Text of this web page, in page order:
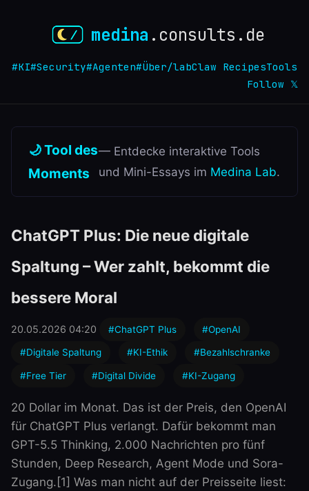
medina .consults.de
#KI#Security#Agenten#Über/labClaw RecipesTools
Follow 𝕏
🌙 Tool des
Moments
— Entdecke interaktive Tools
und Mini-Essays im Medina Lab.
ChatGPT Plus: Die neue digitale
Spaltung – Wer zahlt, bekommt die
bessere Moral
20.05.2026 04:20 #ChatGPT Plus #OpenAI
#Digitale Spaltung #KI-Ethik #Bezahlschranke
#Free Tier #Digital Divide #KI-Zugang
20 Dollar im Monat. Das ist der Preis, den OpenAI
für ChatGPT Plus verlangt. Dafür bekommt man
GPT-5.5 Thinking, 2.000 Nachrichten pro fünf
Stunden, Deep Research, Agent Mode und Sora-
Zugang.[1] Was man nicht auf der Preisseite liest: